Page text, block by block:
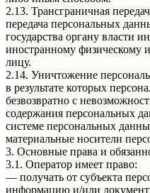
2.13. Трансграничная
передача персональных
государства органу власти
иностранному физическому
лицу.
2.14. Уничтожение
в результате которых
безвозвратно с
содержания персональных
системе персональных
материальные носители
3. Основные права и
3.1. Оператор имеет право:
— получать от субъекта
информацию и/или